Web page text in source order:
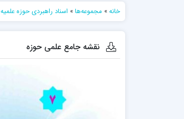
معاونت تهذیب استان آ.ش
حوزه علمیه حضرت ولی عصر عج بناب
مدرسه علمیه صاحب الزمان عج مرند
خانه» مجموعه‌ها» اسناد راهبردی حوزه علمیه
نقشه جامع علمی حوزه